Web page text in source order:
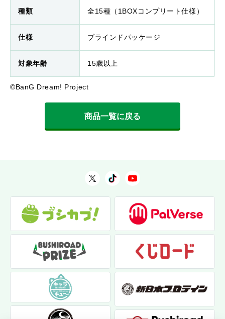
種類 全15種（1BOXコンプリート仕様）
仕様 ブラインドパッケージ
対象年齢 15歳以上
©BanG Dream! Project
商品一覧に戻る